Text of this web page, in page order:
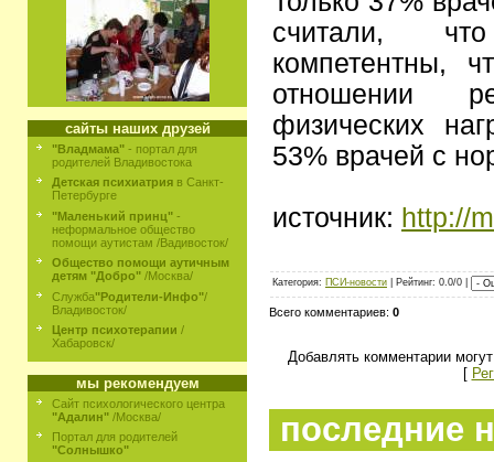
сайты наших друзей
"Владмама" - портал для
родителей Владивостока
Детская психиатрия в Санкт-
Петербурге
"Маленький принц" -
неформальное общество
помощи аутистам /Вадивосток/
Общество помощи аутичным
детям "Добро" /Москва/
Служба"Родители-Инфо"/
Владивосток/
Центр психотерапии /
Хабаровск/
мы рекомендуем
Сайт психологического центра
"Адалин" /Москва/
Портал для родителей
"Солнышко"
считали,
компетентны,
отношении
физических
53% врачей с
источник: http://
Категория: ПСИ-новости | Рейтинг: 0.0/0 |
Всего комментариев: 0
Добавлять комментарии
[
последние